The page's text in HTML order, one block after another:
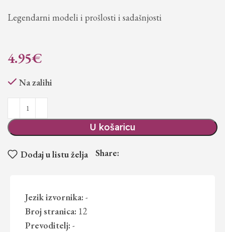
Legendarni modeli i prošlosti i sadašnjosti
4.95€
Na zalihi
U košaricu
Dodaj u listu želja Share:
Jezik izvornika: -
Broj stranica: 12
Prevoditelj: -